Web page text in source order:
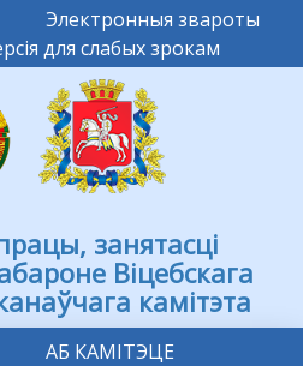
Электронныя звароты
для слабых зрокам
занятасці
Віцебскага
камітэта
АБ КАМІТЭЦЕ